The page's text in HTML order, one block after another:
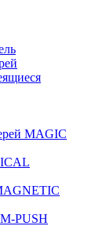
MAGIC
PUSH